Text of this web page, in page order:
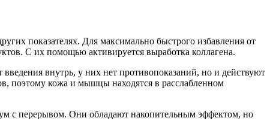
показателях. Для максимально быстрого избавления от
С их помощью активируется выработка коллагена.
внутрь, у них нет противопоказаний, но и действуют
поэтому кожа и мышцы находятся в расслабленном
с перерывом. Они обладают накопительным эффектом, но